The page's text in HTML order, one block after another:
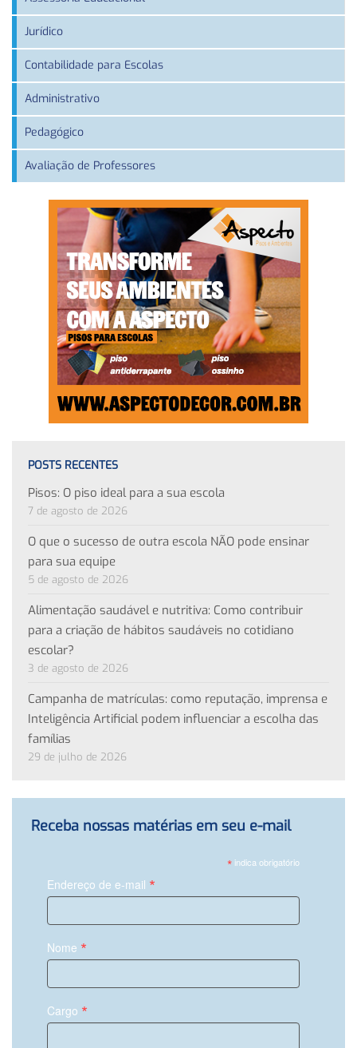
Jurídico
Contabilidade para Escolas
Administrativo
Pedagógico
Avaliação de Professores
POSTS RECENTES
Pisos: O piso ideal para a sua escola
7 de agosto de 2026
O que o sucesso de outra escola NÃO pode ensinar
para sua equipe
5 de agosto de 2026
Alimentação saudável e nutritiva: Como contribuir
para a criação de hábitos saudáveis no cotidiano
escolar?
3 de agosto de 2026
Campanha de matrículas: como reputação, imprensa e
Inteligência Artificial podem influenciar a escolha das
famílias
29 de julho de 2026
Receba nossas matérias em seu e-mail
*indica obrigatório
Endereço de e-mail *
Nome *
Cargo *